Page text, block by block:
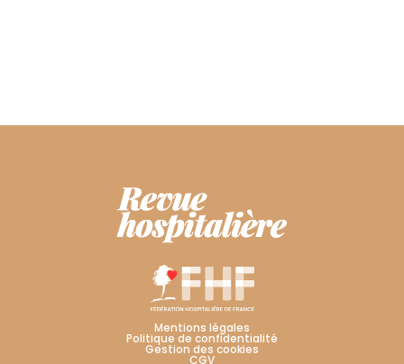
Mentions légales
Politique de confidentialité
Gestion des cookies